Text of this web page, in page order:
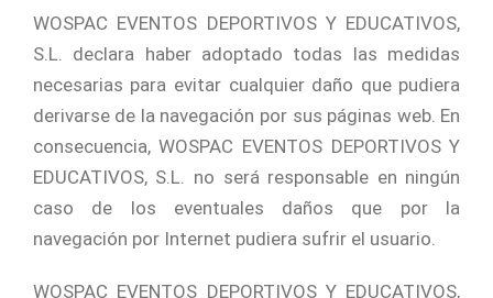
WOSPAC EVENTOS DEPORTIVOS Y EDUCATIVOS,
S.L. declara haber adoptado todas las medidas
necesarias para evitar cualquier daño que pudiera
derivarse de la navegación por sus páginas web. En
consecuencia, WOSPAC EVENTOS DEPORTIVOS Y
EDUCATIVOS, S.L. no será responsable en ningún
caso de los eventuales daños que por la
navegación por Internet pudiera sufrir el usuario.
WOSPAC EVENTOS DEPORTIVOS Y EDUCATIVOS,